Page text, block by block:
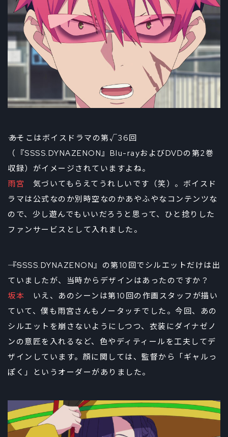
――あそこはボイスドラマの第√36回
（『SSSS.DYNAZENON』Blu-rayおよびDVDの第2巻
収録）がイメージされていますよね。
雨宮 気づいてもらえてうれしいです（笑）。ボイスド
ラマは公式なのか別時空なのかあやふやなコンテンツな
ので、少し遊んでもいいだろうと思って、ひと捻りした
ファンサービスとして入れました。
――『SSSS.DYNAZENON』の第10回でシルエットだけは出
ていましたが、当時からデザインはあったのですか？
坂本 いえ、あのシーンは第10回の作画スタッフが描い
ていて、僕も雨宮さんもノータッチでした。今回、あの
シルエットを崩さないようにしつつ、衣装にダイナゼノ
ンの意匠を入れるなど、色やディティールを工夫してデ
ザインしています。顔に関しては、監督から「ギャルっ
ぽく」というオーダーがありました。